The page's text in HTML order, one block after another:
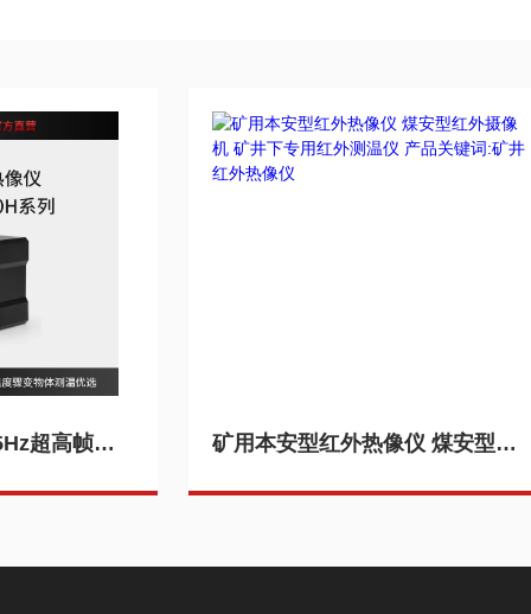
高速红外热像仪125Hz超高帧率热成像4ms热时间常数画面高清无延时 矿用本安型红外热像仪 煤安型红外摄像机 矿井下专用红外测温仪 产品关键词:矿井红外热像仪